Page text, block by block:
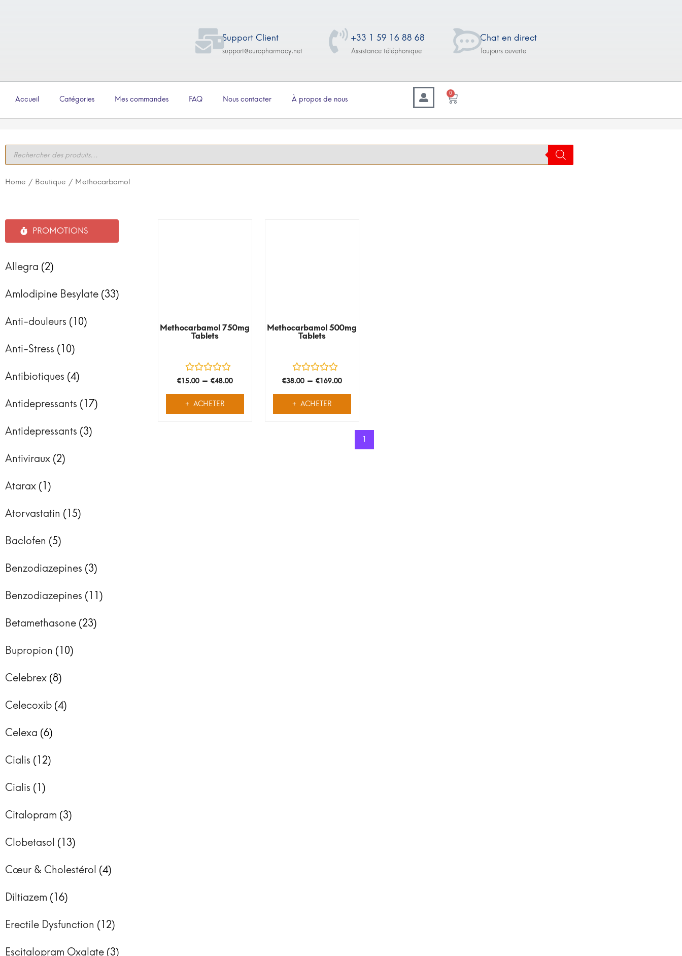
Support Client
support@europharmacy.net
+33 1 59 16 88 68
Assistance téléphonique
Chat en direct
Toujours ouverte
Accueil Catégories Mes commandes FAQ Nous contacter À propos de nous
0
Home / Boutique / Methocarbamol
PROMOTIONS
Allegra (2)
Amlodipine Besylate (33)
Anti-douleurs (10)
Anti-Stress (10)
Antibiotiques (4)
Antidepressants (17)
Antidepressants (3)
Antiviraux (2)
Atarax (1)
Atorvastatin (15)
Baclofen (5)
Benzodiazepines (3)
Benzodiazepines (11)
Betamethasone (23)
Bupropion (10)
Celebrex (8)
Celecoxib (4)
Celexa (6)
Cialis (12)
Cialis (1)
Citalopram (3)
Clobetasol (13)
Cœur & Cholestérol (4)
Diltiazem (16)
Erectile Dysfunction (12)
Escitalopram Oxalate (3)
Methocarbamol 750mg
Tablets
€15.00 – €48.00
ACHETER
Methocarbamol 500mg
Tablets
€38.00 – €169.00
ACHETER
1